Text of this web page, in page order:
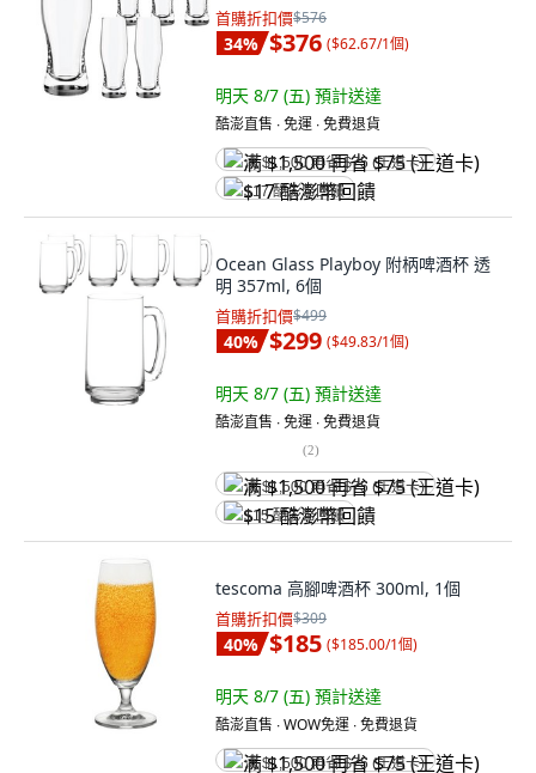
首購折扣價$576
34% $376 ($62.67/1個)
明天 8/7 (五) 預計送達
酷澎直售 ∙ 免運 ∙ 免費退貨
满 $1,500 再省 $75 (王道卡)
$17 酷澎幣回饋
Ocean Glass Playboy 附柄啤酒杯 透
明 357ml, 6個
首購折扣價$499
40% $299 ($49.83/1個)
明天 8/7 (五) 預計送達
酷澎直售 ∙ 免運 ∙ 免費退貨
(2)
满 $1,500 再省 $75 (王道卡)
$15 酷澎幣回饋
tescoma 高腳啤酒杯 300ml, 1個
首購折扣價$309
40% $185 ($185.00/1個)
明天 8/7 (五) 預計送達
酷澎直售 ∙ WOW免運 ∙ 免費退貨
满 $1,500 再省 $75 (王道卡)